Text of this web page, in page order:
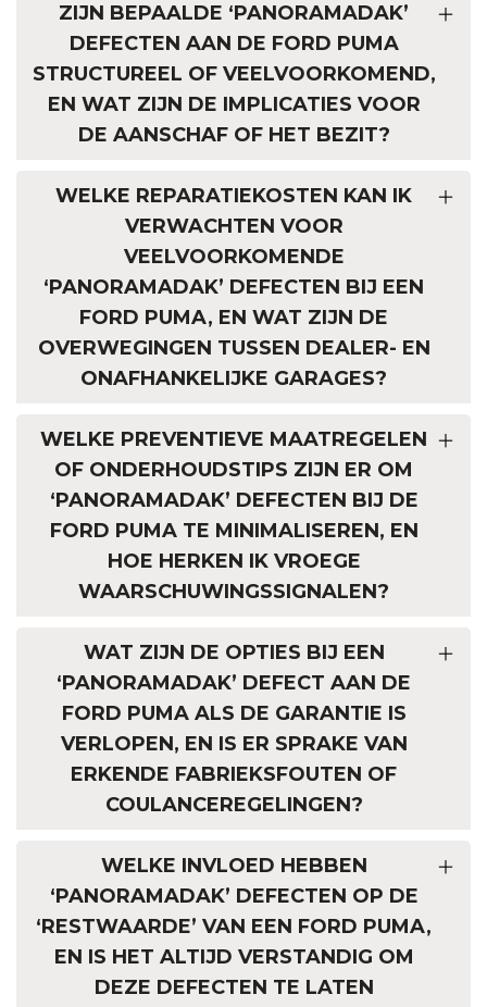
ZIJN BEPAALDE ‘PANORAMADAK’
DEFECTEN AAN DE FORD PUMA
STRUCTUREEL OF VEELVOORKOMEND,
EN WAT ZIJN DE IMPLICATIES VOOR
DE AANSCHAF OF HET BEZIT?
WELKE REPARATIEKOSTEN KAN IK
VERWACHTEN VOOR
VEELVOORKOMENDE
‘PANORAMADAK’ DEFECTEN BIJ EEN
FORD PUMA, EN WAT ZIJN DE
OVERWEGINGEN TUSSEN DEALER- EN
ONAFHANKELIJKE GARAGES?
WELKE PREVENTIEVE MAATREGELEN
OF ONDERHOUDSTIPS ZIJN ER OM
‘PANORAMADAK’ DEFECTEN BIJ DE
FORD PUMA TE MINIMALISEREN, EN
HOE HERKEN IK VROEGE
WAARSCHUWINGSSIGNALEN?
WAT ZIJN DE OPTIES BIJ EEN
‘PANORAMADAK’ DEFECT AAN DE
FORD PUMA ALS DE GARANTIE IS
VERLOPEN, EN IS ER SPRAKE VAN
ERKENDE FABRIEKSFOUTEN OF
COULANCEREGELINGEN?
WELKE INVLOED HEBBEN
‘PANORAMADAK’ DEFECTEN OP DE
‘RESTWAARDE’ VAN EEN FORD PUMA,
EN IS HET ALTIJD VERSTANDIG OM
DEZE DEFECTEN TE LATEN